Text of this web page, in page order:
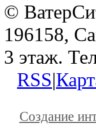
©
196158,
3 этаж.
RSS|
Создание